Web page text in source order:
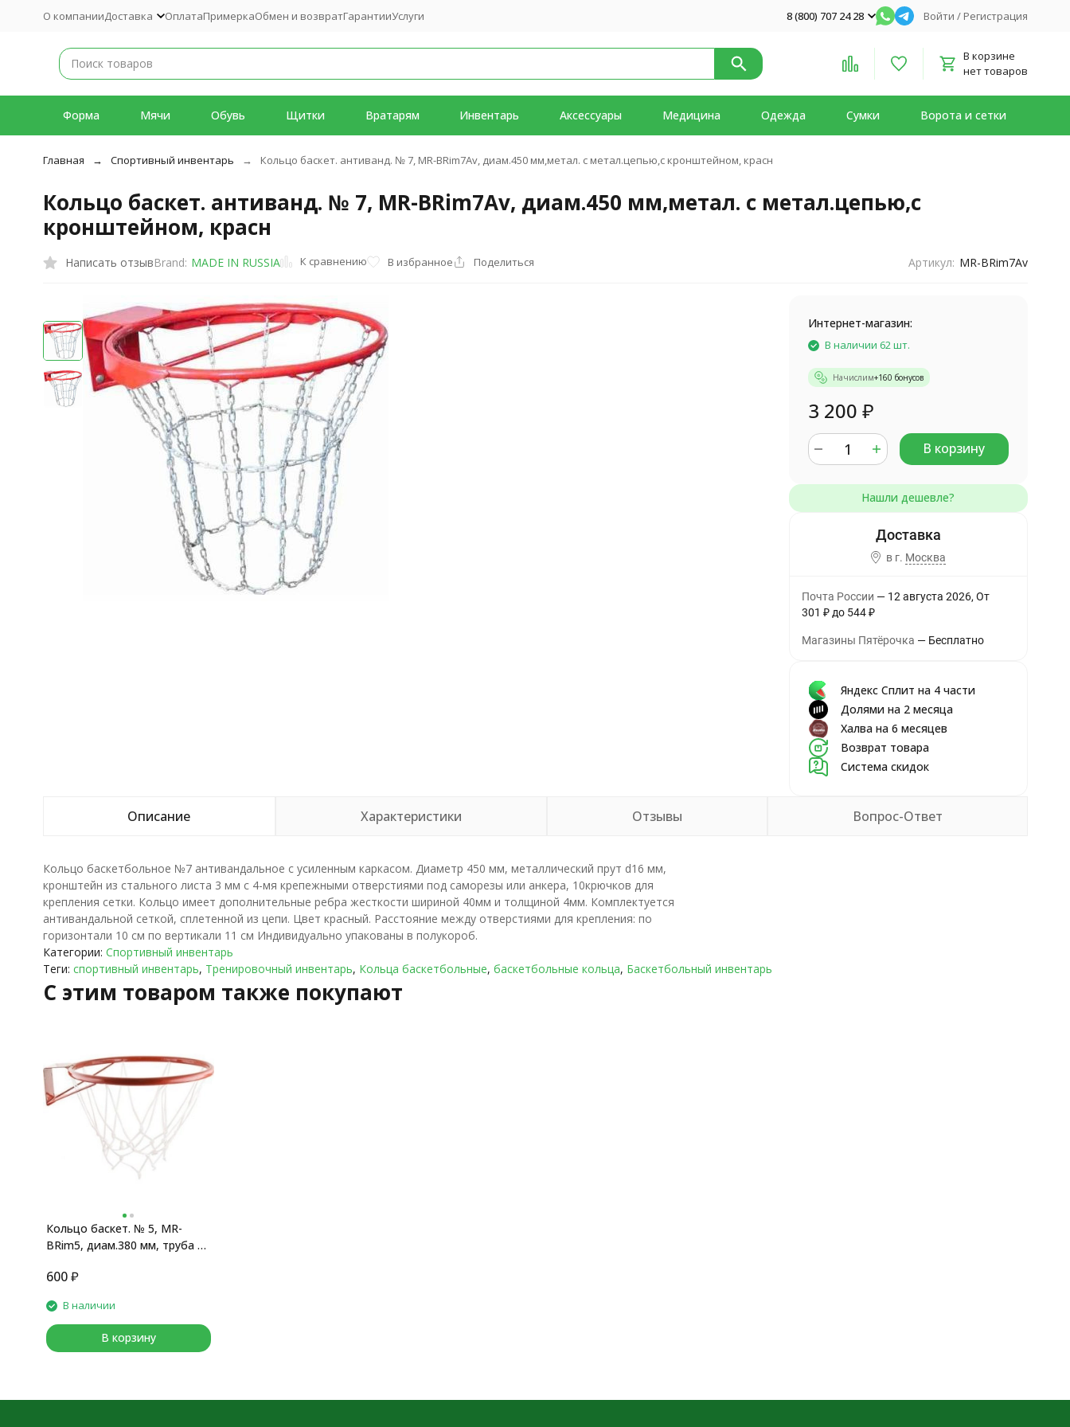
О компанииДоставка ОплатаПримеркаОбмен и возвратГарантииУслуги 8 (800) 707 24 28 Войти / Регистрация
В корзине
нет товаров
Форма Мячи Обувь Щитки Вратарям Инвентарь Аксессуары Медицина Одежда Сумки Ворота и сетки
Главная Спортивный инвентарь Кольцо баскет. антиванд. № 7, MR-BRim7Av, диам.450 мм,метал. с метал.цепью,с кронштейном, красн
Кольцо баскет. антиванд. № 7, MR-BRim7Av, диам.450 мм,метал. с метал.цепью,с
кронштейном, красн
Написать отзывBrand: MADE IN RUSSIA К сравнению В избранное Поделиться Артикул: MR-BRim7Av
Интернет-магазин:
В наличии 62 шт.
Начислим+160 бонусов
3 200 ₽
В корзину
в г. Москва
Почта России 12 августа 2026 От
301 ₽ до 544₽
Магазины Пятёрочка Бесплатно
Яндекс Сплит на 4 части
Долями на 2 месяца
Халва на 6 месяцев
Возврат товара
Система скидок
Описание Характеристики Отзывы Вопрос-Ответ
Кольцо баскетбольное №7 антивандальное с усиленным каркасом. Диаметр 450 мм, металлический прут d16 мм,
кронштейн из стального листа 3 мм с 4-мя крепежными отверстиями под саморезы или анкера, 10крючков для
крепления сетки. Кольцо имеет дополнительные ребра жесткости шириной 40мм и толщиной 4мм. Комплектуется
антивандальной сеткой, сплетенной из цепи. Цвет красный. Расстояние между отверстиями для крепления: по
горизонтали 10 см по вертикали 11 см Индивидуально упакованы в полукороб.
Категории: Спортивный инвентарь
Теги: спортивный инвентарь, Тренировочный инвентарь, Кольца баскетбольные, баскетбольные кольца, Баскетбольный инвентарь
C этим товаром также покупают
Кольцо баскет. № 5, MR-
BRim5, диам.380 мм, труба 18
красное
600 ₽
В наличии
В корзину